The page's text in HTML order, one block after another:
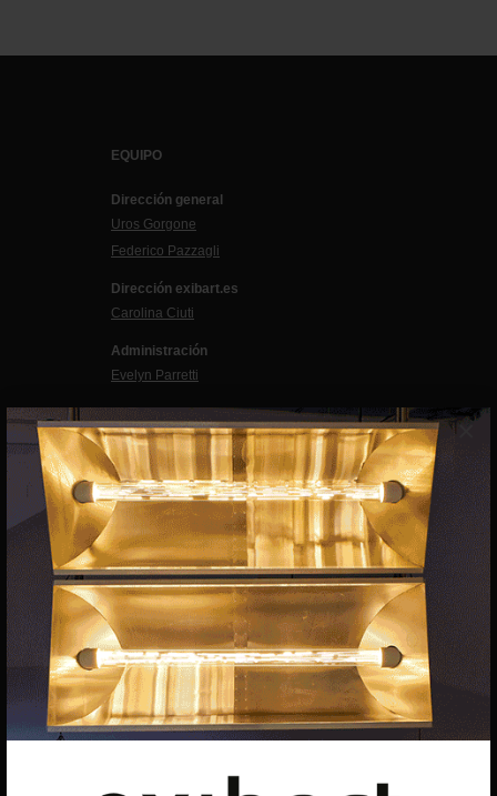
×
EQUIPO
Dirección general
Uros Gorgone
Federico Pazzagli
Dirección exibart.es
Carolina Ciuti
Administración
Evelyn Parretti
Marketing
Francesca Grismondi
Programación y diseño web
Giovanni Costante
Marcello Moi
EXIBART SPAIN, S.L.U.
AVINGUDA ROMA, 12
CIF: B06956841